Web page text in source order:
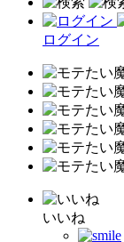
ログイン
いいね